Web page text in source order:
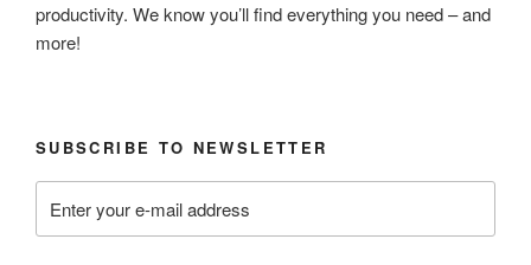
productivity. We know you’ll find everything you need – and
more!
SUBSCRIBE TO NEWSLETTER